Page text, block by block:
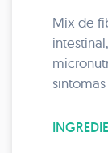
Mix de